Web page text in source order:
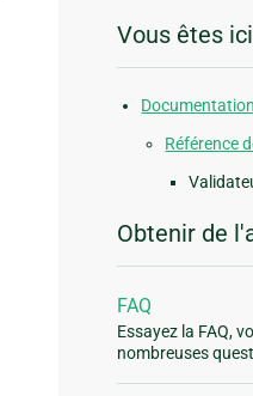
Vous êtes
Référence
Obtenir de
FAQ
Essayez la FAQ,
nombreuses